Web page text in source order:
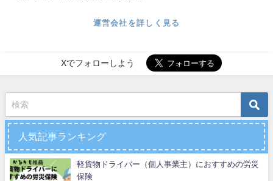
運営会社を詳しく見る
Xでフォローしよう
人気記事ランキング
軽貨物ドライバー（個人事業主）におすすめの労災
保険